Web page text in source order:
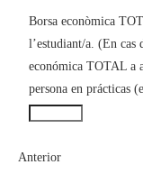
Borsa econòmica
l’estudiant/a. (En
económica TOTAL a
persona en prácticas
Anterior